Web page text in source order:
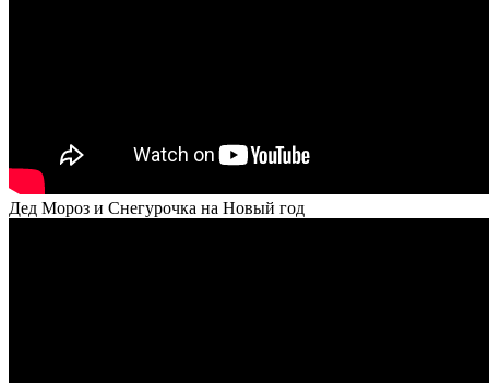
Дед Мороз и Снегурочка на Новый год